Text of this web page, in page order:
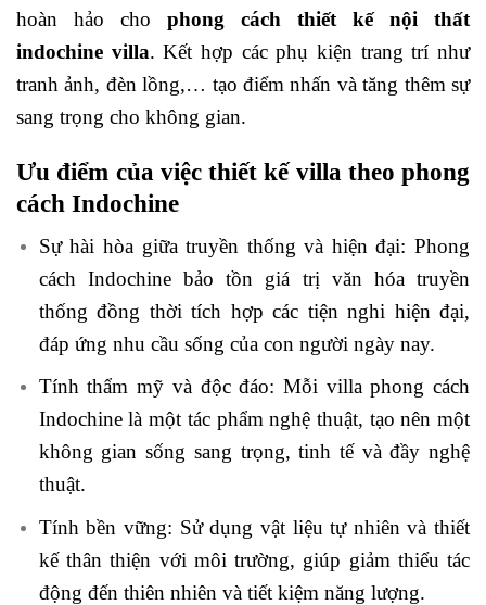
hoàn hảo cho phong cách thiết kế nội thất
indochine villa. Kết hợp các phụ kiện trang trí như
tranh ảnh, đèn lồng,… tạo điểm nhấn và tăng thêm sự
sang trọng cho không gian.
Ưu điểm của việc thiết kế villa theo phong
cách Indochine
Sự hài hòa giữa truyền thống và hiện đại: Phong
cách Indochine bảo tồn giá trị văn hóa truyền
thống đồng thời tích hợp các tiện nghi hiện đại,
đáp ứng nhu cầu sống của con người ngày nay.
Tính thẩm mỹ và độc đáo: Mỗi villa phong cách
Indochine là một tác phẩm nghệ thuật, tạo nên một
không gian sống sang trọng, tinh tế và đầy nghệ
thuật.
Tính bền vững: Sử dụng vật liệu tự nhiên và thiết
kế thân thiện với môi trường, giúp giảm thiểu tác
động đến thiên nhiên và tiết kiệm năng lượng.